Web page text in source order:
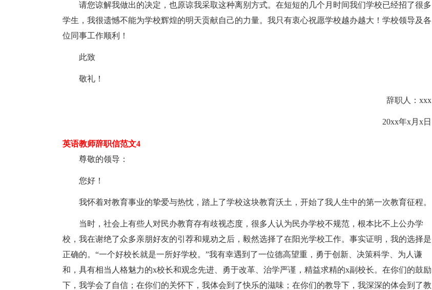
请您谅解我做出的决定，也原谅我采取这种离别方式。在短短的几个月时间我们学校已经招了很多
学生，我很遗憾不能为学校辉煌的明天贡献自己的力量。我只有衷心祝愿学校越办越大！学校领导及各
位同事工作顺利！
此致
敬礼！
辞职人：xxx
20xx年x月x日
英语教师辞职信范文4
尊敬的领导：
您好！
我怀着对教育事业的挚爱与热忱，踏上了学校这块教育沃土，开始了我人生中的第一次教育征程。
当时，社会上有些人对民办教育存有歧视态度，很多人认为民办学校不规范，根本比不上公办学
校，我在谢绝了众多亲朋好友的引荐和规劝之后，毅然选择了在阳光学校工作。事实证明，我的选择是
正确的。“一个好校长就是一所好学校。”我有幸遇到了一位德高望重，勇于创新、决策科学、为人谦
和，具有相当人格魅力的x校长和观念先进、勇于改革、治学严谨，精益求精的x副校长。在你们的鼓励
下，我学会了自信；在你们的关怀下，我体会到了快乐的滋味；在你们的教导下，我深深的体会到了教